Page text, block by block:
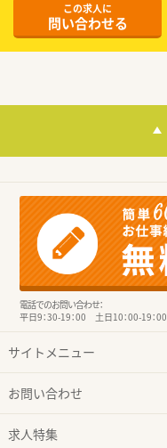
この求人に
問い合わせる
電話でのお問い合わせ：
平日9：30-19：00 土日10：00-19：00
サイトメニュー
お問い合わせ
求人特集